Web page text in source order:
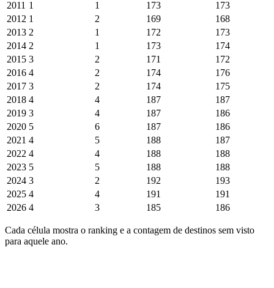
2011 1 1 173
173
2012 1 2 169
168
2013 2 1 172
173
2014 2 1 173
174
2015 3 2 171
172
2016 4 2 174
176
2017 3 2 174
175
2018 4 4 187
187
2019 3 4 187
186
2020 5 6 187
186
2021 4 5 188
187
2022 4 4 188
188
2023 5 5 188
188
2024 3 2 192
193
2025 4 4 191
191
2026 4 3 185 186
Cada célula mostra o ranking e a contagem de destinos sem visto
para aquele ano.